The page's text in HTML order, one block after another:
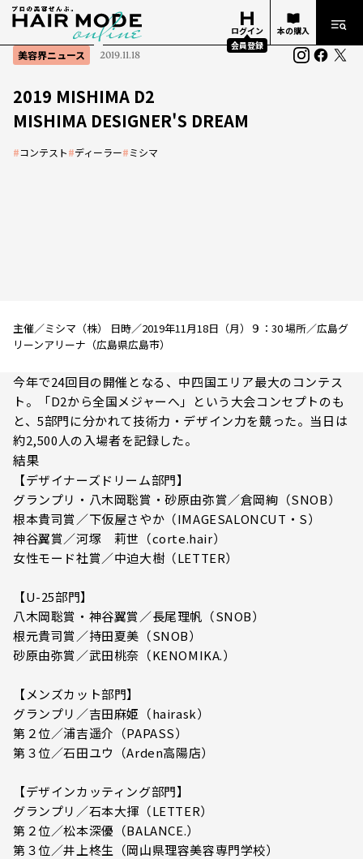
ログイン
会員登録
本の購入
美容界ニュース 2019.11.18
2019 MISHIMA D2
MISHIMA DESIGNER'S DREAM
#コンテスト#ディーラー#ミシマ
主催／ミシマ（株） 日時／2019年11月18日（月）９：30 場所／広島グ
リーンアリーナ（広島県広島市）
今年で24回目の開催となる、中四国エリア最大のコンテス
ト。「D2から全国メジャーへ」という大会コンセプトのも
と、5部門に分かれて技術力・デザイン力を競った。当日は
約2,500人の入場者を記録した。
結果
【デザイナーズドリーム部門】
グランプリ・八木岡聡賞・砂原由弥賞／倉岡絢（SNOB）
根本貴司賞／下仮屋さやか（IMAGESALONCUT・S）
神谷翼賞／河塚 莉世（corte.hair）
女性モード社賞／中迫大樹（LETTER）
【U-25部門】
八木岡聡賞・神谷翼賞／長尾理帆（SNOB）
根元貴司賞／持田夏美（SNOB）
砂原由弥賞／武田桃奈（KENOMIKA.）
【メンズカット部門】
グランプリ／吉田麻姫（hairask）
第２位／浦吉遥介（PAPASS）
第３位／石田ユウ（Arden高陽店）
【デザインカッティング部門】
グランプリ／石本大揮（LETTER）
第２位／松本深優（BALANCE.）
第３位／井上柊生（岡山県理容美容専門学校）